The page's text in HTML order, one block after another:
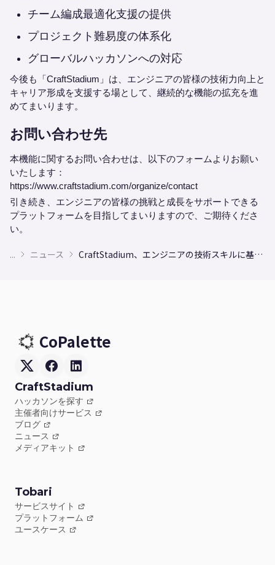
チーム編成最適化支援の提供
プロジェクト難易度の体系化
グローバルハッカソンへの対応
今後も「CraftStadium」は、エンジニアの皆様の技術力向上と
キャリア形成を支援する場として、継続的な機能の拡充を進
めてまいります。
お問い合わせ先
本機能に関するお問い合わせは、以下のフォームよりお願い
いたします：
https://www.craftstadium.com/organize/contact
引き続き、エンジニアの皆様の挑戦と成長をサポートできる
プラットフォームを目指してまいりますので、ご期待くださ
い。
... ニュース CraftStadium、エンジニアの技術スキルに基づく最適なハッカソンマッチング機能をリリース
CoPalette
CraftStadium
ハッカソンを探す
主催者向けサービス
ブログ
ニュース
メディアキット
Tobari
サービスサイト
プラットフォーム
ユースケース